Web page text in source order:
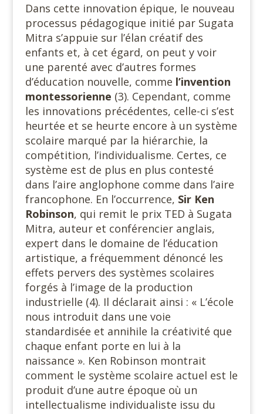
Dans cette innovation épique, le nouveau
processus pédagogique initié par Sugata
Mitra s’appuie sur l’élan créatif des
enfants et, à cet égard, on peut y voir
une parenté avec d’autres formes
d’éducation nouvelle, comme l’invention
montessorienne (3). Cependant, comme
les innovations précédentes, celle-ci s’est
heurtée et se heurte encore à un système
scolaire marqué par la hiérarchie, la
compétition, l’individualisme. Certes, ce
système est de plus en plus contesté
dans l’aire anglophone comme dans l’aire
francophone. En l’occurrence, Sir Ken
Robinson, qui remit le prix TED à Sugata
Mitra, auteur et conférencier anglais,
expert dans le domaine de l’éducation
artistique, a fréquemment dénoncé les
effets pervers des systèmes scolaires
forgés à l’image de la production
industrielle (4). Il déclarait ainsi : « L’école
nous introduit dans une voie
standardisée et annihile la créativité que
chaque enfant porte en lui à la
naissance ». Ken Robinson montrait
comment le système scolaire actuel est le
produit d’une autre époque où un
intellectualisme individualiste issu du